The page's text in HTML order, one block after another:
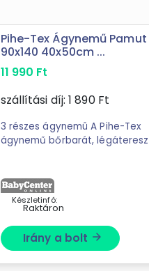
Pihe-Tex Ágynemű
90x140 40x50cm ...
11 990 Ft
szállítási díj: 1 890Ft
3 részes ágynemû A Pihe-Tex
ágynemű bőrbarát,
Készletinfó:
Raktáron
Irány a bolt arrow_forward